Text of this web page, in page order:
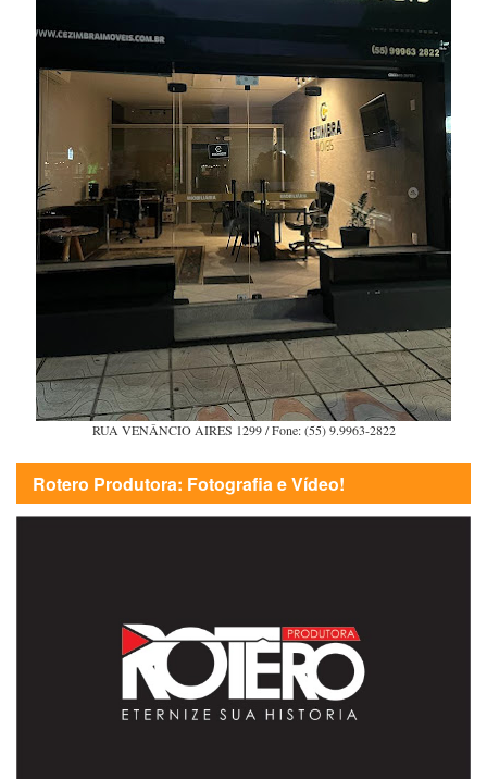
RUA VENÂNCIO AIRES 1299 / Fone: (55) 9.9963-2822
Rotero Produtora: Fotografia e Vídeo!